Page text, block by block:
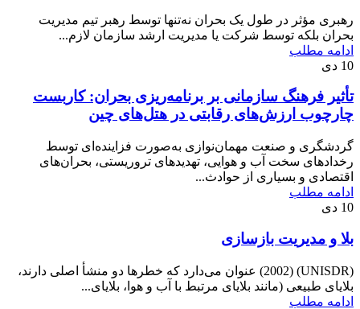
رهبری مؤثر در طول یک بحران نه‌تنها توسط رهبر تیم مدیریت
بحران بلکه توسط شرکت یا مدیریت ارشد سازمان لازم...
ادامه مطلب
10 دی
تأثیر فرهنگ سازمانی بر برنامه‌ریزی بحران: کاربست
چارچوب ارزش‌های رقابتی در هتل‌های چین
گردشگری و صنعت مهمان‌نوازی به‌صورت فزاینده‌ای توسط
رخدادهای سخت آب و هوایی، تهدیدهای تروریستی، بحران‌های
اقتصادی و بسیاری از حوادث...
ادامه مطلب
10 دی
بلا و مدیریت بازسازی
(UNISDR) (2002) عنوان می‌دارد که خطرها دو منشأ اصلی دارند،
بلایای طبیعی (مانند بلایای مرتبط با آب و هوا، بلایای...
ادامه مطلب